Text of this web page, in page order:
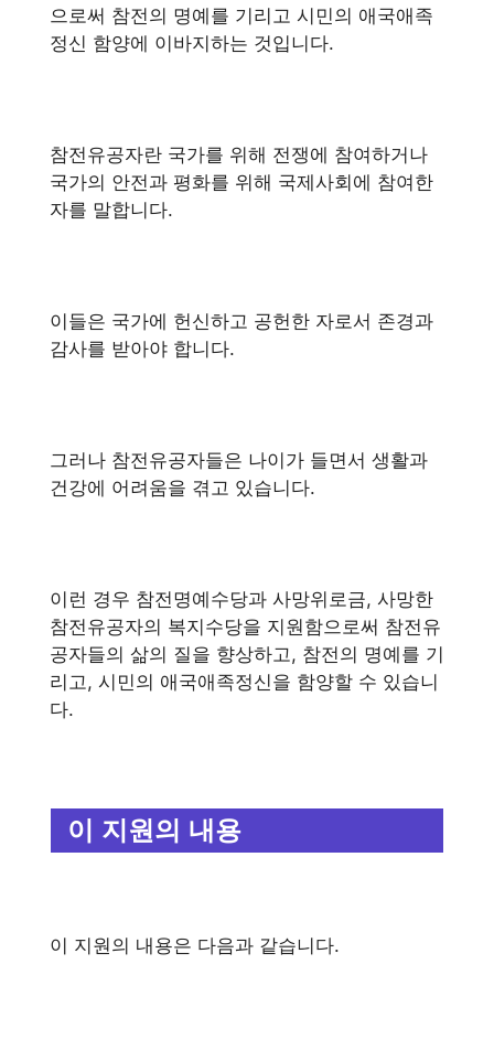
으로써 참전의 명예를 기리고 시민의 애국애족
정신 함양에 이바지하는 것입니다.
참전유공자란 국가를 위해 전쟁에 참여하거나
국가의 안전과 평화를 위해 국제사회에 참여한
자를 말합니다.
이들은 국가에 헌신하고 공헌한 자로서 존경과
감사를 받아야 합니다.
그러나 참전유공자들은 나이가 들면서 생활과
건강에 어려움을 겪고 있습니다.
이런 경우 참전명예수당과 사망위로금, 사망한
참전유공자의 복지수당을 지원함으로써 참전유
공자들의 삶의 질을 향상하고, 참전의 명예를 기
리고, 시민의 애국애족정신을 함양할 수 있습니
다.
이 지원의 내용
이 지원의 내용은 다음과 같습니다.